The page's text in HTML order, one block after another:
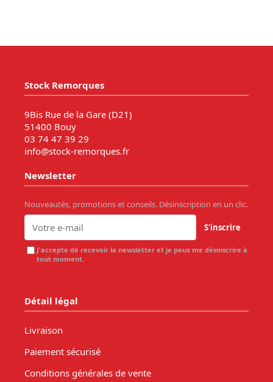
Stock Remorques
9Bis Rue de la Gare (D21)
51400 Bouy
03 74 47 39 29
info@stock-remorques.fr
Newsletter
Nouveautés, promotions et conseils. Désinscription en un clic.
S'inscrire
J'accepte de recevoir la newsletter et je peux me désinscrire à
tout moment.
Détail légal
Livraison
Paiement sécurisé
Conditions générales de vente